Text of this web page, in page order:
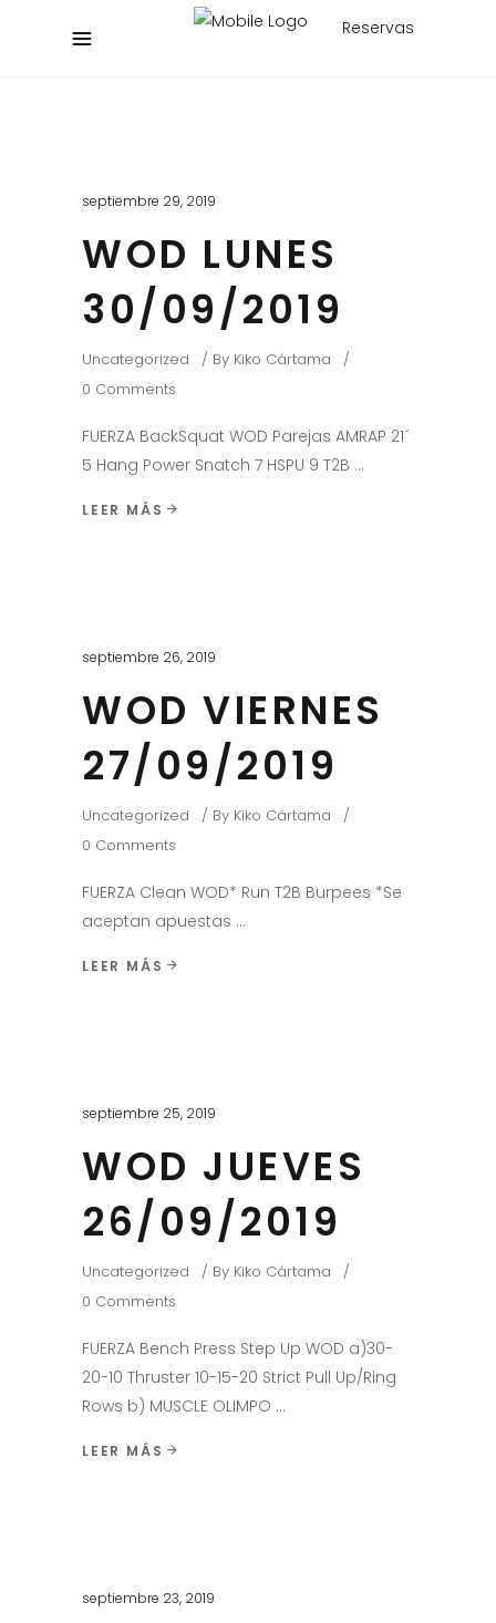
Reservas
septiembre 29, 2019
WOD LUNES
30/09/2019
Uncategorized By Kiko Cártama
0 Comments
FUERZA BackSquat WOD Parejas AMRAP 21´
5 Hang Power Snatch 7 HSPU 9 T2B
LEER MÁS
septiembre 26, 2019
WOD VIERNES
27/09/2019
Uncategorized By Kiko Cártama
0 Comments
FUERZA Clean WOD* Run T2B Burpees *Se
aceptan apuestas
LEER MÁS
septiembre 25, 2019
WOD JUEVES
26/09/2019
Uncategorized By Kiko Cártama
0 Comments
FUERZA Bench Press Step Up WOD a)30-
20-10 Thruster 10-15-20 Strict Pull Up/Ring
Rows b) MUSCLE OLIMPO
LEER MÁS
septiembre 23, 2019